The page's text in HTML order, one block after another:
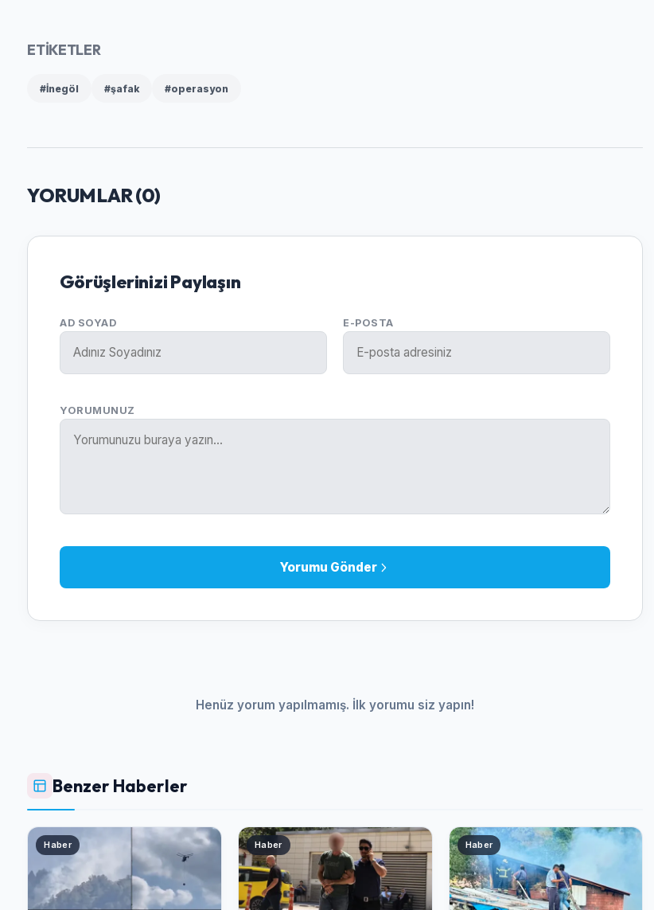
ETİKETLER
#İnegöl #şafak #operasyon
YORUMLAR (0)
Görüşlerinizi Paylaşın
AD SOYAD E-POSTA
YORUMUNUZ
Yorumu Gönder
Henüz yorum yapılmamış. İlk yorumu siz yapın!
Benzer Haberler
Haber Haber Haber